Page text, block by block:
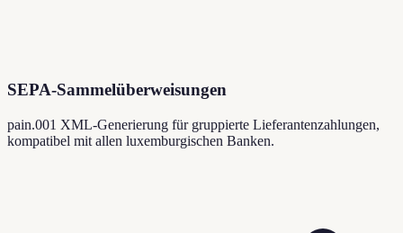
SEPA-Sammelüberweisungen
pain.001 XML-Generierung für gruppierte Lieferantenzahlungen,
kompatibel mit allen luxemburgischen Banken.